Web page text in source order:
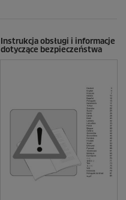
Instrukcja obsługi i informacje
dotyczące bezpieczeństwa